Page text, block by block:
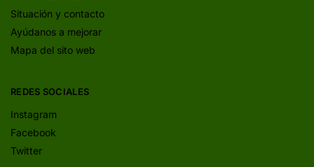
Situación y contacto
Ayúdanos a mejorar
Mapa del sito web
REDES SOCIALES
Instagram
Facebook
Twitter